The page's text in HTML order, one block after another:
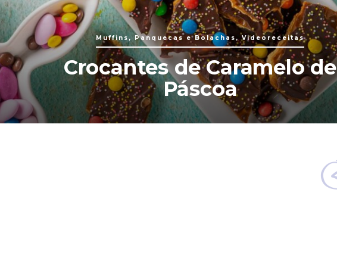
Muffins, Panquecas e Bolachas, Videoreceitas
Crocantes de Caramelo de
Páscoa